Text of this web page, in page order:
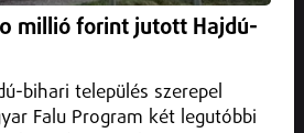
a végrehajtási visszaéléseket
miután a parlament 142 igen
a testület felállításáról szóló
millió forint jutott Hajdú-
bihari település szerepel
Falu Program két legutóbbi